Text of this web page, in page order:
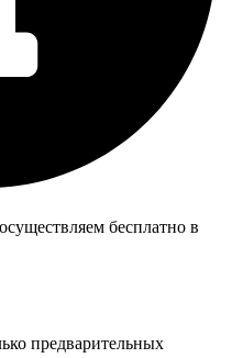
бесплатно в
предварительных